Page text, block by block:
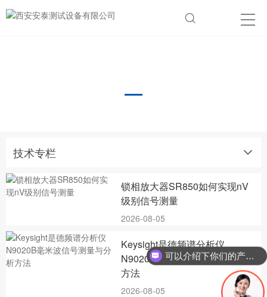
技术专栏
锁相放大器SR850如何实现nV
级别信号测量
2026-08-05
Keysight是德频谱分析仪
N9020B毫米波信号测量与分析
方法
2026-08-05
可以介绍下你们的产品么？